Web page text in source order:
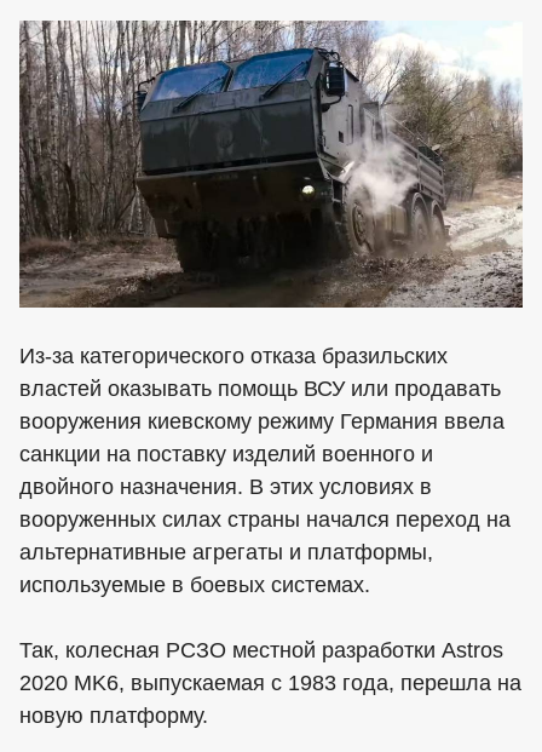
Из-за категорического отказа бразильских
властей оказывать помощь ВСУ или продавать
вооружения киевскому режиму Германия ввела
санкции на поставку изделий военного и
двойного назначения. В этих условиях в
вооруженных силах страны начался переход на
альтернативные агрегаты и платформы,
используемые в боевых системах.
Так, колесная РСЗО местной разработки Astros
2020 MK6, выпускаемая с 1983 года, перешла на
новую платформу.